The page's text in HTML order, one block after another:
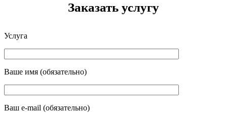
Заказать услугу
Услуга
Ваше имя (обязательно)
Ваш e-mail (обязательно)